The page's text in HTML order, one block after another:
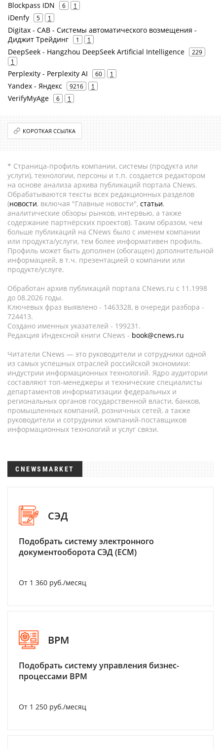
Blockpass IDN 6 1
iDenfy 5 1
Digitax - САВ - Системы автоматического возмещения -
Диджит Трейдинг
1 1
DeepSeek - Hangzhou DeepSeek Artificial Intelligence
229
1
Perplexity - Perplexity AI 60 1
Yandex - Яндекс 9216 1
VerifyMyAge 6 1
КОРОТКАЯ ССЫЛКА
* Страница-профиль компании, системы (продукта или
услуги), технологии, персоны и т.п. создается редактором
на основе анализа архива публикаций портала CNews.
Обрабатываются тексты всех редакционных разделов
(новости, включая "Главные новости", статьи,
аналитические обзоры рынков, интервью, а также
содержание партнёрских проектов). Таким образом, чем
больше публикаций на CNews было с именем компании
или продукта/услуги, тем более информативен профиль.
Профиль может быть дополнен (обогащен) дополнительной
информацией, в т.ч. презентацией о компании или
продукте/услуге.
Обработан архив публикаций портала CNews.ru c 11.1998
до 08.2026 годы.
Ключевых фраз выявлено - 1463328, в очереди разбора -
724413.
Создано именных указателей - 199231.
Редакция Индексной книги CNews - book@cnews.ru
Читатели CNews — это руководители и сотрудники одной
из самых успешных отраслей российской экономики:
индустрии информационных технологий. Ядро аудитории
составляют топ-менеджеры и технические специалисты
департаментов информатизации федеральных и
региональных органов государственной власти, банков,
промышленных компаний, розничных сетей, а также
руководители и сотрудники компаний-поставщиков
информационных технологий и услуг связи.
CNEWSMARKET
СЭД
Подобрать систему электронного
документооборота СЭД (ECM)
От 1 360 руб./месяц
BPM
Подобрать систему управления бизнес-
процессами BPM
От 1 250 руб./месяц